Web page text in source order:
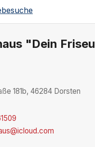
"Dein
181b, 46284 Dorsten